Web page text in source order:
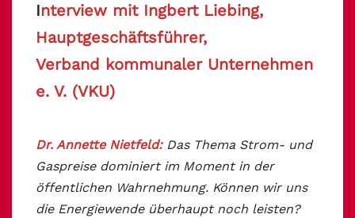
Interview mit Ingbert Liebing,
Hauptgeschäftsführer,
Verband kommunaler Unternehmen
e. V. (VKU)
Dr. Annette Nietfeld: Das Thema Strom- und
Gaspreise dominiert im Moment in der
öffentlichen Wahrnehmung. Können wir uns
die Energiewende überhaupt noch leisten?